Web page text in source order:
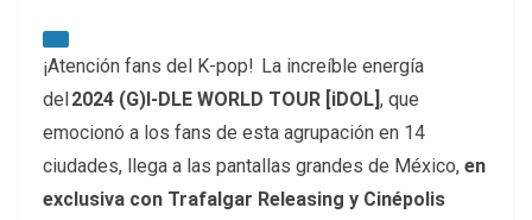
¡Atención fans del K-pop! La increíble energía
del2024 (G)I-DLE WORLD TOUR [iDOL], que
emocionó a los fans de esta agrupación en 14
ciudades, llega a las pantallas grandes de México, en
exclusiva con Trafalgar Releasing y Cinépolis